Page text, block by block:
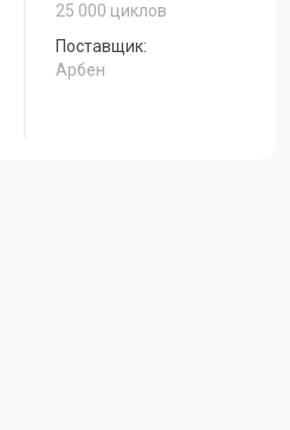
25 000 циклов
Поставщик:
Арбен